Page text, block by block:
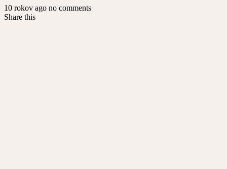
10 rokov ago no comments
Share this